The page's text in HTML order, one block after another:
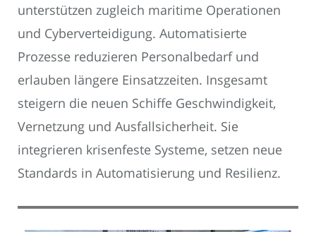
unterstützen zugleich maritime Operationen
und Cyberverteidigung. Automatisierte
Prozesse reduzieren Personalbedarf und
erlauben längere Einsatzzeiten. Insgesamt
steigern die neuen Schiffe Geschwindigkeit,
Vernetzung und Ausfallsicherheit. Sie
integrieren krisenfeste Systeme, setzen neue
Standards in Automatisierung und Resilienz.